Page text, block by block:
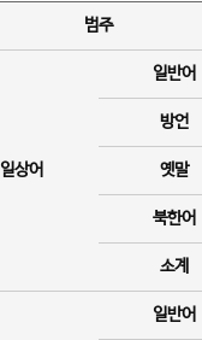
범주
일상어
일반어
방언
옛말
북한어
소계
일반어